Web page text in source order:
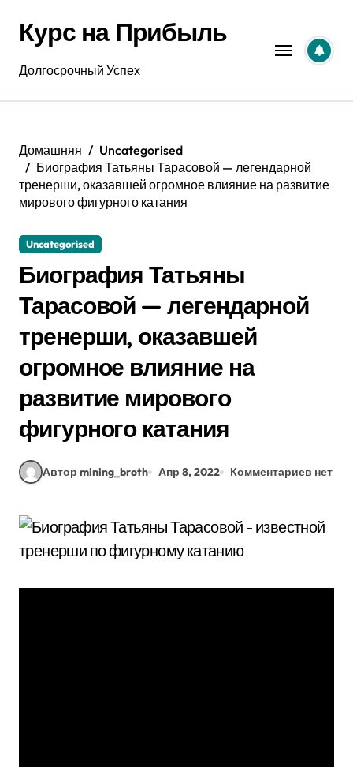
содержанию
Курс на Прибыль
Долгосрочный Успех
Домашняя
Uncategorised
Биография Татьяны Тарасовой — легендарной
тренерши, оказавшей огромное влияние на развитие
мирового фигурного катания
Uncategorised
Биография Татьяны
Тарасовой — легендарной
тренерши, оказавшей
огромное влияние на
развитие мирового
фигурного катания
Автор mining_broth Апр 8, 2022 Комментариев нет